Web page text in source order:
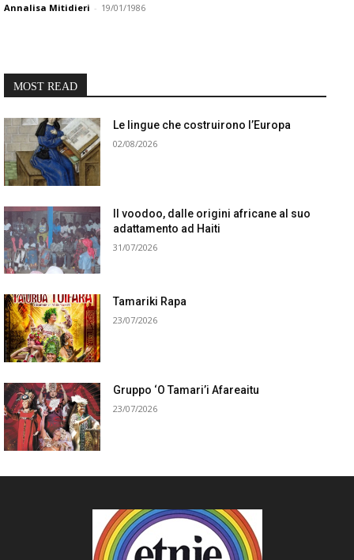
Annalisa Mitidieri - 19/01/1986
MOST READ
Le lingue che costruirono l’Europa
02/08/2026
Il voodoo, dalle origini africane al suo
adattamento ad Haiti
31/07/2026
Tamariki Rapa
23/07/2026
Gruppo ‘O Tamari’i Afareaitu
23/07/2026